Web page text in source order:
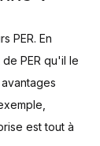
PER. En
PER qu'il le
est tout à